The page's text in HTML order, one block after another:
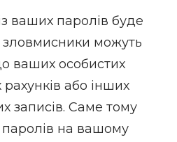
ваших паролів буде
можуть
ваших особистих
або інших
записів. Саме тому
на вашому